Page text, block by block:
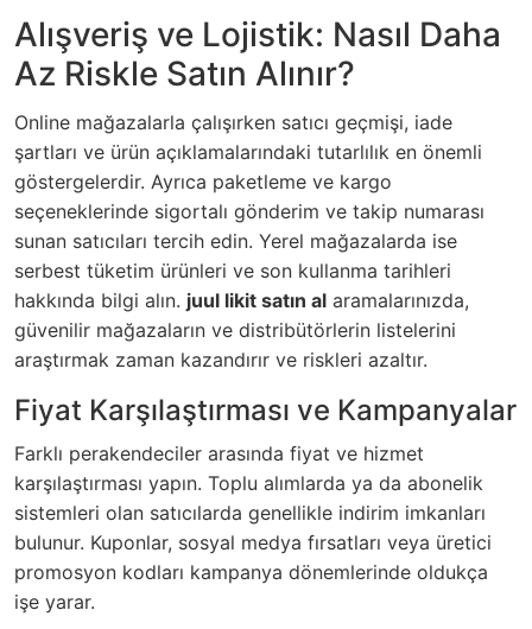
Alışveriş ve Lojistik: Nasıl Daha
Az Riskle Satın Alınır?
Online mağazalarla çalışırken satıcı geçmişi, iade
şartları ve ürün açıklamalarındaki tutarlılık en önemli
göstergelerdir. Ayrıca paketleme ve kargo
seçeneklerinde sigortalı gönderim ve takip numarası
sunan satıcıları tercih edin. Yerel mağazalarda ise
serbest tüketim ürünleri ve son kullanma tarihleri
hakkında bilgi alın. juul likit satın al aramalarınızda,
güvenilir mağazaların ve distribütörlerin listelerini
araştırmak zaman kazandırır ve riskleri azaltır.
Fiyat Karşılaştırması ve Kampanyalar
Farklı perakendeciler arasında fiyat ve hizmet
karşılaştırması yapın. Toplu alımlarda ya da abonelik
sistemleri olan satıcılarda genellikle indirim imkanları
bulunur. Kuponlar, sosyal medya fırsatları veya üretici
promosyon kodları kampanya dönemlerinde oldukça
işe yarar.